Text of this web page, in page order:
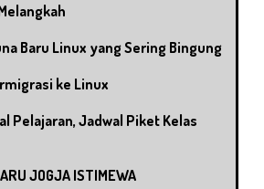
Baru Linux yang Sering Bingung
ke Linux
Pelajaran, Jadwal Piket Kelas
JOGJA ISTIMEWA